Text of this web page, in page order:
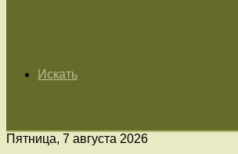
Искать
Пятница, 7 августа 2026